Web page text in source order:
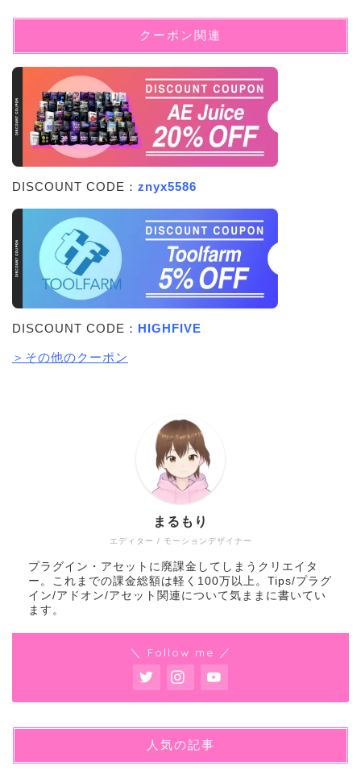
クーポン関連
DISCOUNT CODE： znyx5586
DISCOUNT CODE： HIGHFIVE
＞その他のクーポン
エディター / モーションデザイナー
まるもり
プラグイン・アセットに廃課金してしまうクリエイタ
ー。これまでの課金総額は軽く100万以上。Tips/プラグ
イン/アドオン/アセット関連について気ままに書いてい
ます。
＼ Follow me ／
人気の記事